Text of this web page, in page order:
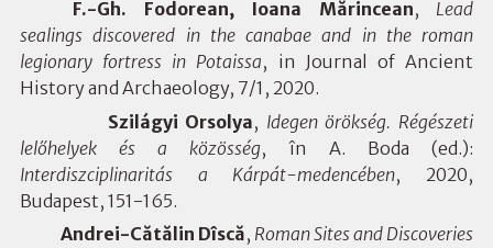
F.-Gh. Fodorean, Ioana Mărincean, Lead
sealings discovered in the canabae and in the roman
legionary fortress in Potaissa, in Journal of Ancient
History and Archaeology, 7/1, 2020.
Szilágyi Orsolya, Idegen örökség. Régészeti
lelőhelyek és a közösség, în A. Boda (ed.):
Interdiszciplinaritás a Kárpát-medencében, 2020,
Budapest, 151-165.
Andrei-Cătălin Dîscă, Roman Sites and Discoveries